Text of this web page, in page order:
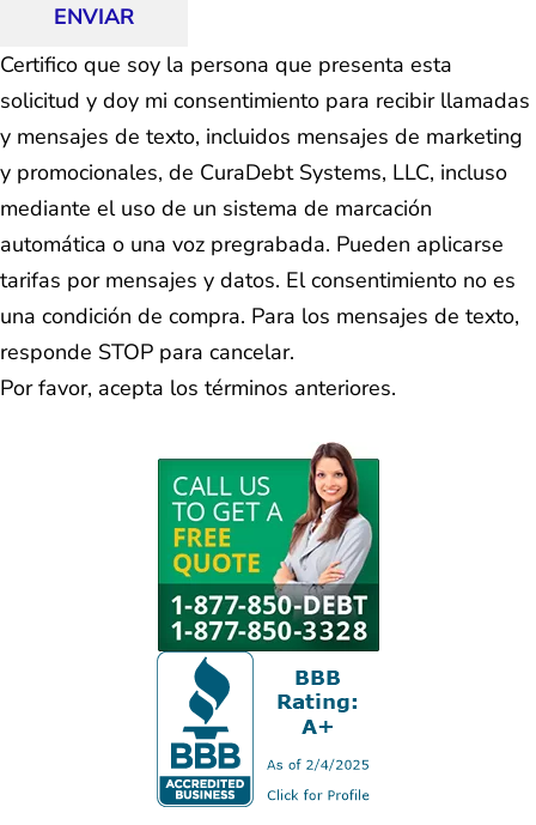
ENVIAR
Certifico que soy la persona que presenta esta
solicitud y doy mi consentimiento para recibir llamadas
y mensajes de texto, incluidos mensajes de marketing
y promocionales, de CuraDebt Systems, LLC, incluso
mediante el uso de un sistema de marcación
automática o una voz pregrabada. Pueden aplicarse
tarifas por mensajes y datos. El consentimiento no es
una condición de compra. Para los mensajes de texto,
responde STOP para cancelar.
Por favor, acepta los términos anteriores.